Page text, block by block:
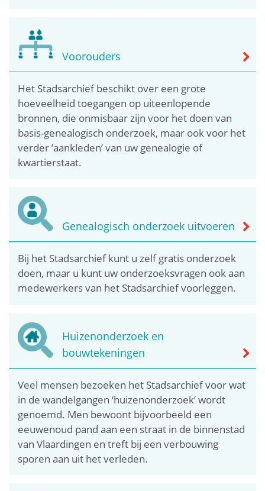
Voorouders
Het Stadsarchief beschikt over een grote
hoeveelheid toegangen op uiteenlopende
bronnen, die onmisbaar zijn voor het doen van
basis-genealogisch onderzoek, maar ook voor het
verder ’aankleden’ van uw genealogie of
kwartierstaat.
Genealogisch onderzoek uitvoeren
Bij het Stadsarchief kunt u zelf gratis onderzoek
doen, maar u kunt uw onderzoeksvragen ook aan
medewerkers van het Stadsarchief voorleggen.
Huizenonderzoek en
bouwtekeningen
Veel mensen bezoeken het Stadsarchief voor wat
in de wandelgangen ‘huizenonderzoek’ wordt
genoemd. Men bewoont bijvoorbeeld een
eeuwenoud pand aan een straat in de binnenstad
van Vlaardingen en treft bij een verbouwing
sporen aan uit het verleden.